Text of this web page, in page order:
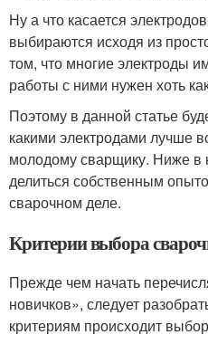
Ну а что касается
выбираются исходя из
том, что многие электроды
работы с ними нужен хоть
Поэтому в данной статье
какими электродами лучше
молодому сварщику. Ниже в
делиться собственным
сварочном деле.
Критерии выбора
Прежде чем начать
новичков», следует
критериям происходит